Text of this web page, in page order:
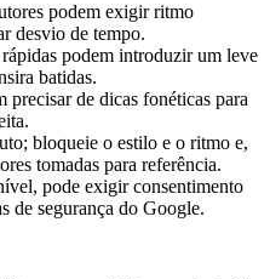
podem exigir ritmo
desvio de tempo.
podem introduzir um leve
batidas.
precisar de dicas fonéticas para
bloqueie o estilo e o ritmo e,
tomadas para referência.
pode exigir consentimento
de segurança do Google.